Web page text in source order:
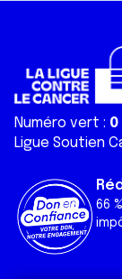
Numéro vert : 0
Ligue Soutien
66